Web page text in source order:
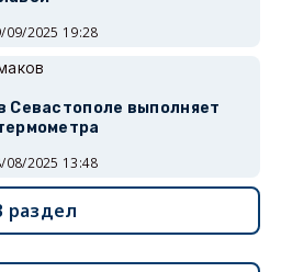
09/2025 19:28
Севастополе выполняет
08/2025 13:48
раздел